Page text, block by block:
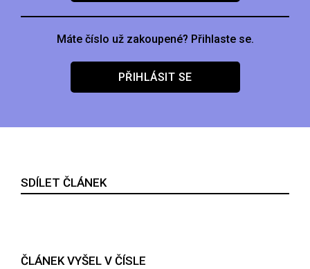
Máte číslo už zakoupené? Přihlaste se.
PŘIHLÁSIT SE
SDÍLET ČLÁNEK
ČLÁNEK VYŠEL V ČÍSLE